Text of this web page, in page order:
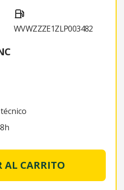
WVWZZZE1ZLP003482
AL CARRITO